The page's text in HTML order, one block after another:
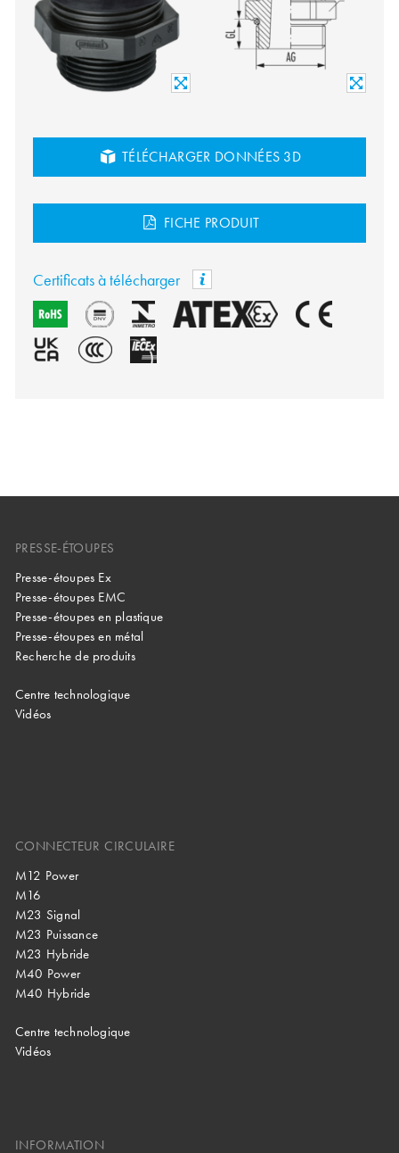
TÉLÉCHARGER DONNÉES 3D
FICHE PRODUIT
Certificats à télécharger
PRESSE-ÉTOUPES
Presse-étoupes Ex
Presse-étoupes EMC
Presse-étoupes en plastique
Presse-étoupes en métal
Recherche de produits
Centre technologique
Vidéos
CONNECTEUR CIRCULAIRE
M12 Power
M16
M23 Signal
M23 Puissance
M23 Hybride
M40 Power
M40 Hybride
Centre technologique
Vidéos
INFORMATION